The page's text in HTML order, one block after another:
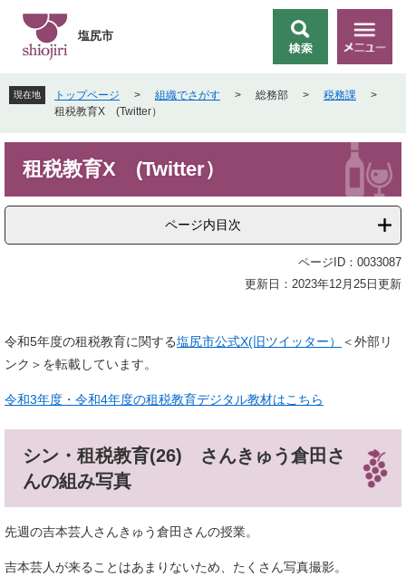
先
頭
す
を
飛
し
文
索
メ
ニ
ー
塩尻市
現在地 トップページ > 組織でさがす > 総務部 > 税務課
>
租税教育X (Twitter）
租税教育X (Twitter）
ページ内目次
ページID：0033087
更新日：2023年12月25日更新
令和5年度の租税教育に関する塩尻市公式X(旧ツイッター）
＜外部リ
ンク＞ を転載しています。
令和3年度・令和4年度の租税教育デジタル教材はこちら
シン・租税教育(26) さんきゅう倉田さ
んの組み写真
先週の吉本芸人さんきゅう倉田さんの授業。
吉本芸人が来ることはあまりないため、たくさん写真撮影。